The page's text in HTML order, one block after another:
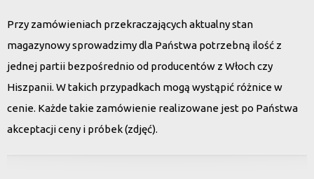
Przy zamówieniach przekraczających aktualny stan
magazynowy sprowadzimy dla Państwa potrzebną ilość z
jednej partii bezpośrednio od producentów z Włoch czy
Hiszpanii. W takich przypadkach mogą wystąpić różnice w
cenie. Każde takie zamówienie realizowane jest po Państwa
akceptacji ceny i próbek (zdjęć).